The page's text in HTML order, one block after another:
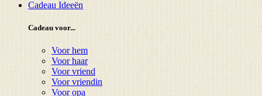
Cadeau Ideeën
Cadeau voor...
Voor hem
Voor haar
Voor vriend
Voor vriendin
Voor opa